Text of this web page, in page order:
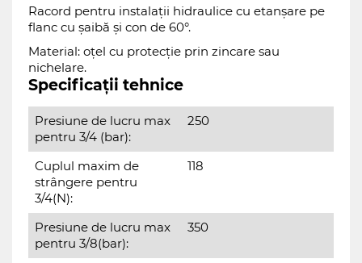
Racord pentru instalații hidraulice cu etanșare pe
flanc cu șaibă și con de 60°.
Material: oțel cu protecție prin zincare sau
nichelare.
Specificații tehnice
Presiune de lucru max
pentru 3/4 (bar):
250
Cuplul maxim de
strângere pentru
3/4(N):
118
Presiune de lucru max
pentru 3/8(bar):
350